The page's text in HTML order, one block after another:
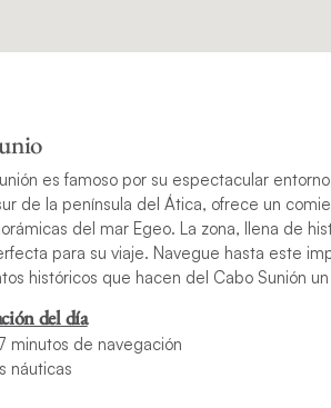
es famoso por su espectacular
de la península del Ática, ofrece un
del mar Egeo. La zona, llena de
para su viaje. Navegue hasta este
históricos que hacen del Cabo Sunión
del día
minutos de navegación
náuticas